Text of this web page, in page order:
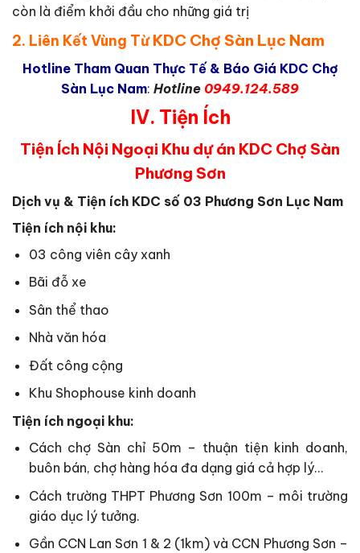
còn là điểm khởi đầu cho những giá trị
2. Liên Kết Vùng TừKDC Chợ Sàn Lục Nam
Hotline Tham Quan Thực Tế & Báo Giá KDC Chợ
Sàn Lục Nam: Hotline 0949.124.589
IV. Tiện Ích
Tiện Ích Nội Ngoại Khu dự án KDC Chợ Sàn
Phương Sơn
Dịch vụ & Tiện ích KDC số 03 Phương Sơn Lục Nam
Tiện ích nội khu:
03 công viên cây xanh
Bãi đỗ xe
Sân thể thao
Nhà văn hóa
Đất công cộng
Khu Shophouse kinh doanh
Tiện ích ngoại khu:
Cách chợ Sàn chỉ 50m – thuận tiện kinh doanh,
buôn bán, chợ hàng hóa đa dạng giá cả hợp lý…
Cách trường THPT Phương Sơn 100m – môi trường
giáo dục lý tưởng.
Gần CCN Lan Sơn 1 & 2 (1km) và CCN Phương Sơn –